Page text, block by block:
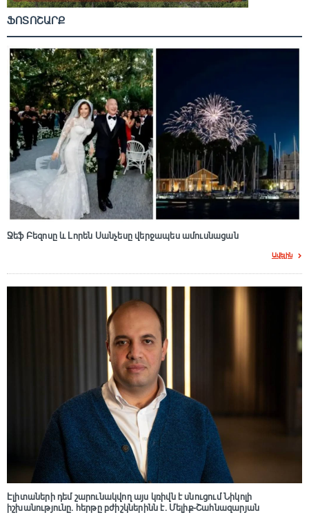
ՖՈՏՈՇԱՐՔ
Ջեֆ Բեզոսը և Լորեն Սանչեսը վերջապես ամուսնացան
Ավելին
Էլիտաների դեմ շարունակվող այս կռիվն է սնուցում Նիկոլի
իշխանությունը. հերթը բժիշկներինն է. Մելիք-Շահնազարյան